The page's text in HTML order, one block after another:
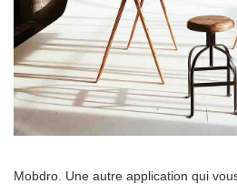
Mobdro. Une autre application qui